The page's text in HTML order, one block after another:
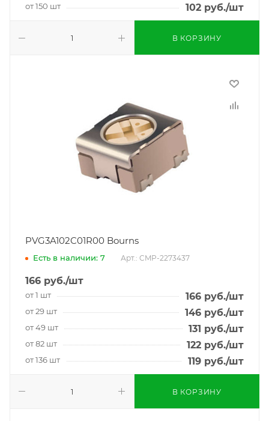
от 150 шт 102 руб./шт
В КОРЗИНУ
PVG3A102C01R00 Bourns
Есть в наличии: 7 Арт.: CMP-2273437
166 руб./шт
от 1 шт 166 руб./шт
от 29 шт 146 руб./шт
от 49 шт 131 руб./шт
от 82 шт 122 руб./шт
от 136 шт 119 руб./шт
В КОРЗИНУ